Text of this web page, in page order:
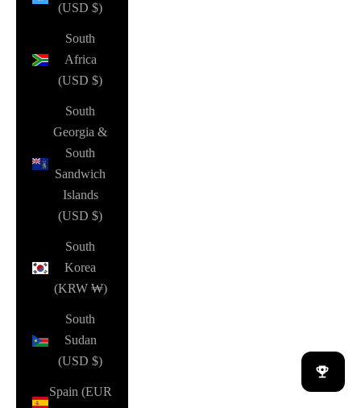
(USD $)
South
Africa
(USD $)
South
Georgia &
South
Sandwich
Islands
(USD $)
South
Korea
(KRW ₩)
South
Sudan
(USD $)
Spain (EUR